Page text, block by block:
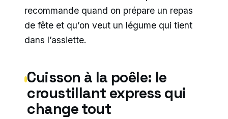
recommande quand on prépare un repas
de fête et qu’on veut un légume qui tient
dans l’assiette.
Cuisson à la poêle: le
croustillant express qui
change tout